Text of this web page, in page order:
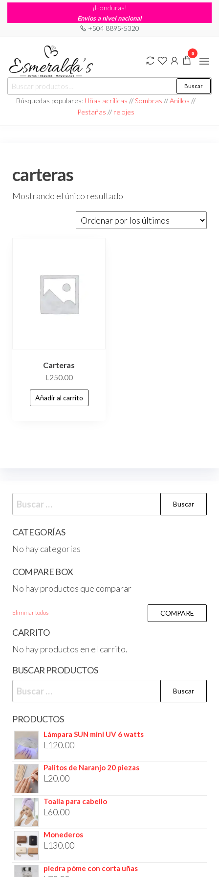
¡Honduras!
Envíos a nivel nacional
+504 8895-5320
Joyería
Esmeraldas
Joyería |
Maquillaje
|
Relojería
Buscar
Búsquedas populares: Uñas acrílicas //Sombras //Anillos //
Pestañas // relojes
0
carteras
Mostrando el único resultado
Carteras
L250.00
Añadir al carrito
CATEGORÍAS
No hay categorías
COMPARE BOX
No hay productos que comparar
Eliminar todos COMPARE
CARRITO
No hay productos en el carrito.
BUSCAR PRODUCTOS
PRODUCTOS
Lámpara SUN mini UV 6 watts
L 120.00
Palitos de Naranjo 20 piezas
L 20.00
Toalla para cabello
L 60.00
Monederos
L 130.00
piedra póme con corta uñas